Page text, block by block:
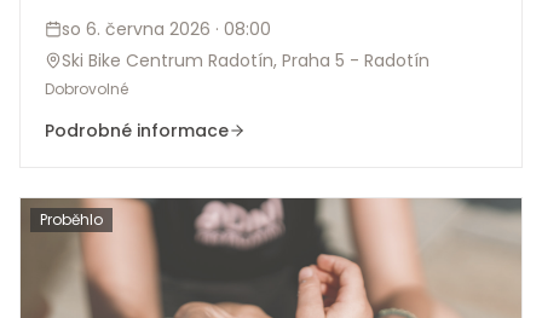
korun pro 8 hospiců.
so 6. června 2026 · 08:00
Ski Bike Centrum Radotín, Praha 5 - Radotín
Dobrovolné
Podrobné informace
Proběhlo